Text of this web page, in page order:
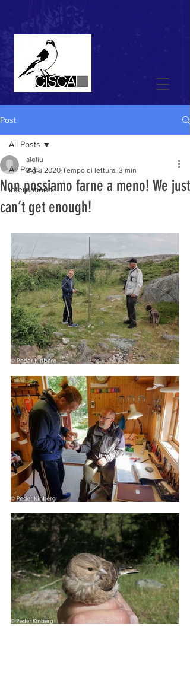
Post
All Posts
international
All Posts
Non possiamo farne a meno! We just
can’t get enough!
aleliu
8 giu 2020 Tempo di lettura: 3 min